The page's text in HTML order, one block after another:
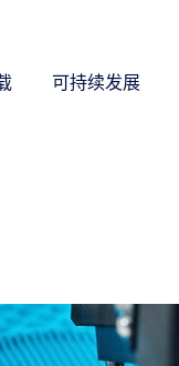
可持续发展